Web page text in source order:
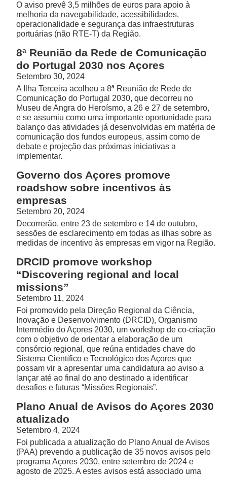
O aviso prevê 3,5 milhões de euros para apoio à
melhoria da navegabilidade, acessibilidades,
operacionalidade e segurança das infraestruturas
portuárias (não RTE-T) da Região.
8ª Reunião da Rede de Comunicação
do Portugal 2030 nos Açores
Setembro 30, 2024
A Ilha Terceira acolheu a 8ª Reunião de Rede de
Comunicação do Portugal 2030, que decorreu no
Museu de Angra do Heroísmo, a 26 e 27 de setembro,
e se assumiu como uma importante oportunidade para
balanço das atividades já desenvolvidas em matéria de
comunicação dos fundos europeus, assim como de
debate e projeção das próximas iniciativas a
implementar.
Governo dos Açores promove
roadshow sobre incentivos às
empresas
Setembro 20, 2024
Decorrerão, entre 23 de setembro e 14 de outubro,
sessões de esclarecimento em todas as ilhas sobre as
medidas de incentivo às empresas em vigor na Região.
DRCID promove workshop
“Discovering regional and local
missions”
Setembro 11, 2024
Foi promovido pela Direção Regional da Ciência,
Inovação e Desenvolvimento (DRCID), Organismo
Intermédio do Açores 2030, um workshop de co-criação
com o objetivo de orientar a elaboração de um
consórcio regional, que reúna entidades chave do
Sistema Científico e Tecnológico dos Açores que
possam vir a apresentar uma candidatura ao aviso a
lançar até ao final do ano destinado a identificar
desafios e futuras “Missões Regionais”.
Plano Anual de Avisos do Açores 2030
atualizado
Setembro 4, 2024
Foi publicada a atualização do Plano Anual de Avisos
(PAA) prevendo a publicação de 35 novos avisos pelo
programa Açores 2030, entre setembro de 2024 e
agosto de 2025. A estes avisos está associado uma